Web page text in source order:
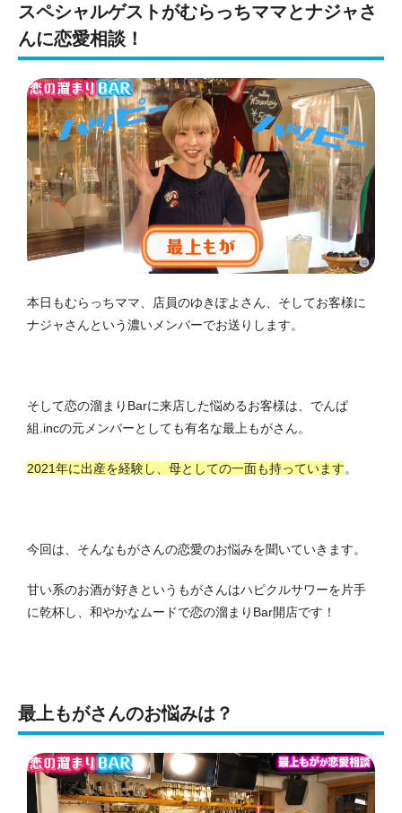
スペシャルゲストがむらっちママとナジャさ
んに恋愛相談！
本日もむらっちママ、店員のゆきぽよさん、そしてお客様に
ナジャさんという濃いメンバーでお送りします。
そして恋の溜まりBarに来店した悩めるお客様は、でんぱ
組.incの元メンバーとしても有名な最上もがさん。
2021年に出産を経験し、母としての一面も持っています。
今回は、そんなもがさんの恋愛のお悩みを聞いていきます。
甘い系のお酒が好きというもがさんはハピクルサワーを片手
に乾杯し、和やかなムードで恋の溜まりBar開店です！
最上もがさんのお悩みは？